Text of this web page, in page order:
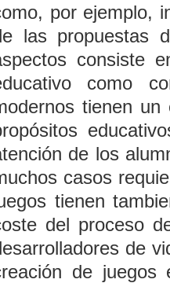
por ejemplo,
las propuestas
consiste
como
tienen
de los
casos
tienen
del proceso
de
de juegos